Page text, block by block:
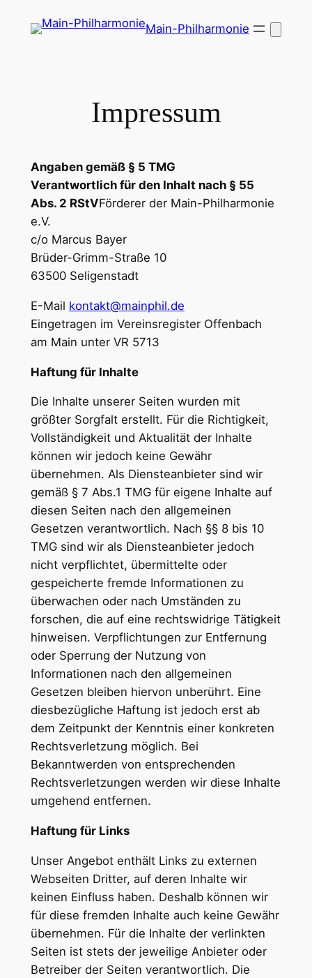
Inhalt
Main-Philharmonie
Impressum
Angaben gemäß § 5 TMG
Verantwortlich für den Inhalt nach § 55
Abs. 2 RStVFörderer der Main-Philharmonie
e.V.
c/o Marcus Bayer
Brüder-Grimm-Straße 10
63500 Seligenstadt
E-Mail kontakt@mainphil.de
Eingetragen im Vereinsregister Offenbach
am Main unter VR 5713
Haftung für Inhalte
Die Inhalte unserer Seiten wurden mit
größter Sorgfalt erstellt. Für die Richtigkeit,
Vollständigkeit und Aktualität der Inhalte
können wir jedoch keine Gewähr
übernehmen. Als Diensteanbieter sind wir
gemäß § 7 Abs.1 TMG für eigene Inhalte auf
diesen Seiten nach den allgemeinen
Gesetzen verantwortlich. Nach §§ 8 bis 10
TMG sind wir als Diensteanbieter jedoch
nicht verpflichtet, übermittelte oder
gespeicherte fremde Informationen zu
überwachen oder nach Umständen zu
forschen, die auf eine rechtswidrige Tätigkeit
hinweisen. Verpflichtungen zur Entfernung
oder Sperrung der Nutzung von
Informationen nach den allgemeinen
Gesetzen bleiben hiervon unberührt. Eine
diesbezügliche Haftung ist jedoch erst ab
dem Zeitpunkt der Kenntnis einer konkreten
Rechtsverletzung möglich. Bei
Bekanntwerden von entsprechenden
Rechtsverletzungen werden wir diese Inhalte
umgehend entfernen.
Haftung für Links
Unser Angebot enthält Links zu externen
Webseiten Dritter, auf deren Inhalte wir
keinen Einfluss haben. Deshalb können wir
für diese fremden Inhalte auch keine Gewähr
übernehmen. Für die Inhalte der verlinkten
Seiten ist stets der jeweilige Anbieter oder
Betreiber der Seiten verantwortlich. Die